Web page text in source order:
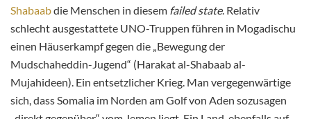
Shabaabdie Menschen in diesem failed state. Relativ
schlecht ausgestattete UNO-Truppen führen in Mogadischu
einen Häuserkampf gegen die „Bewegung der
Mudschaheddin-Jugend“ (Harakat al-Shabaab al-
Mujahideen). Ein entsetzlicher Krieg. Man vergegenwärtige
sich, dass Somalia im Norden am Golf von Aden sozusagen